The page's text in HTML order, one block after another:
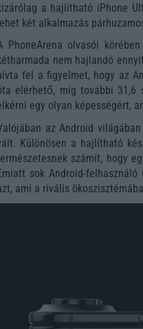
a hajlítható iPhone
két alkalmazás
PhoneArena olvasói
nem hajlandó
fel a figyelmet, hogy az
elérhető, míg további 31,6
egy olyan képességért,
az Android
Különösen a hajlítható
számít, hogy
sok Android-
ami a rivális